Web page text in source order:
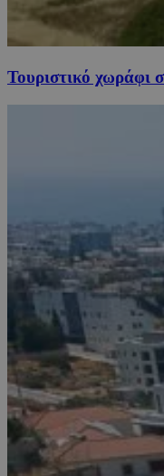
Τουριστικό χωράφι